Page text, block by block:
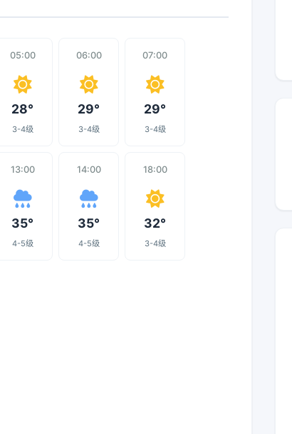
05:00
28°
3-4级
06:00
29°
3-4级
07:00
29°
3-4级
13:00
35°
4-5级
14:00
35°
4-5级
18:00
32°
3-4级